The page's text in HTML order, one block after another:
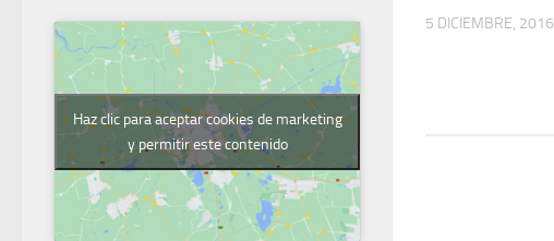
5 DICIEMBRE, 2016
Haz clic para aceptar cookies de marketing
y permitir este contenido